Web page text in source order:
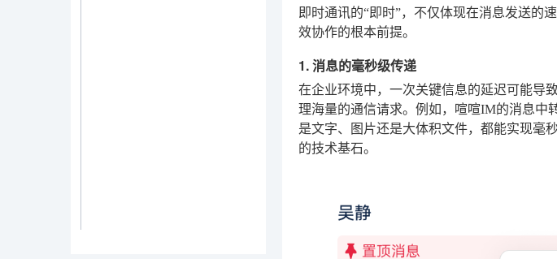
即时通讯的“即时”，不仅体现在消息发送的
效协作的根本前提。
1. 消息的毫秒级传递
在企业环境中，一次关键信息的延迟可能导
理海量的通信请求。例如，喧喧IM的消息中
是文字、图片还是大体积文件，都能实现毫
的技术基石。